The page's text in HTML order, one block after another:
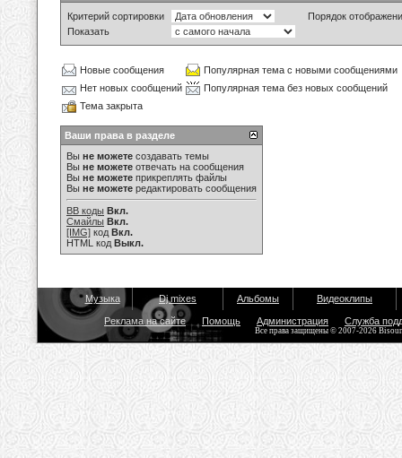
Критерий сортировки
Порядок
Показать
Новые сообщения
Популярная тема с новыми сообщениями
Нет новых сообщений
Популярная тема без новых сообщений
Тема закрыта
Ваши права в разделе
Вы не можете создавать темы
Вы не можете отвечать на сообщения
Вы не можете прикреплять файлы
Вы не можете редактировать сообщения
BB коды Вкл.
Смайлы Вкл.
[IMG] код Вкл.
HTML код Выкл.
Музыка Dj mixes Альбомы Видеоклипы
Реклама на сайте Помощь Администрация Служба
Все права защищены © 2007-2026